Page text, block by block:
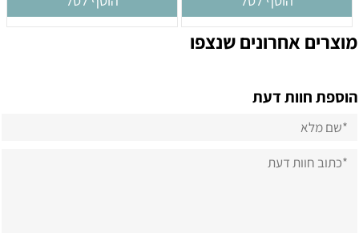
מוצרים אחרונים שנצפו
הוספת חוות דעת